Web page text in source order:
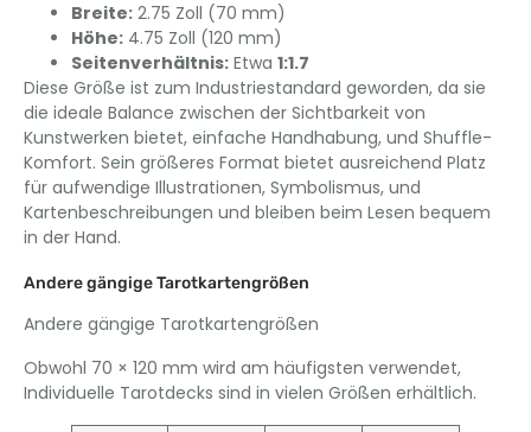
Breite: 2.75 Zoll (70 mm)
Höhe: 4.75 Zoll (120 mm)
Seitenverhältnis: Etwa 1:1.7
Diese Größe ist zum Industriestandard geworden, da sie
die ideale Balance zwischen der Sichtbarkeit von
Kunstwerken bietet, einfache Handhabung, und Shuffle-
Komfort. Sein größeres Format bietet ausreichend Platz
für aufwendige Illustrationen, Symbolismus, und
Kartenbeschreibungen und bleiben beim Lesen bequem
in der Hand.
Andere gängige Tarotkartengrößen
Andere gängige Tarotkartengrößen
Obwohl 70 × 120 mm wird am häufigsten verwendet,
Individuelle Tarotdecks sind in vielen Größen erhältlich.